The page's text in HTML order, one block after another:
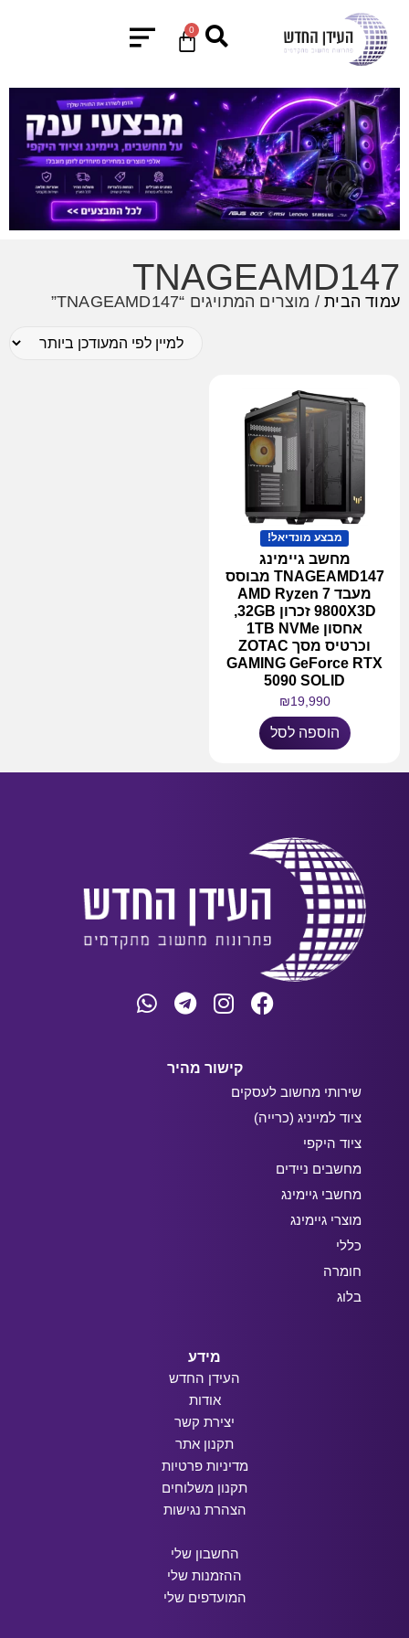
0
TNAGEAMD147
עמוד הבית/ מוצרים המתויגים “TNAGEAMD147”
מבצע מונדיאל!
מחשב גיימינג
TNAGEAMD147 מבוסס
מעבד AMD Ryzen 7
9800X3D זכרון 32GB,
אחסון 1TB NVMe
וכרטיס מסך ZOTAC
GAMING GeForce RTX
5090 SOLID
₪19,990
הוספה לסל
קישור מהיר
שירותי מחשוב לעסקים
ציוד למייניג (כרייה)
ציוד היקפי
מחשבים ניידים
מחשבי גיימינג
מוצרי גיימינג
כללי
חומרה
בלוג
מידע
העידן החדש
אודות
יצירת קשר
תקנון אתר
מדיניות פרטיות
תקנון משלוחים
הצהרת נגישות
החשבון שלי
ההזמנות שלי
המועדפים שלי